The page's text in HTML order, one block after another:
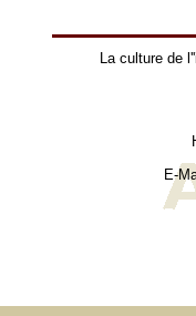
La culture de
E-